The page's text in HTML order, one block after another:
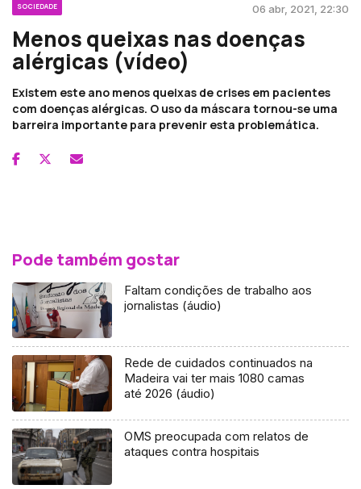
SOCIEDADE 06 abr, 2021, 22:30
Menos queixas nas doenças
alérgicas (vídeo)
Existem este ano menos queixas de crises em pacientes
com doenças alérgicas. O uso da máscara tornou-se uma
barreira importante para prevenir esta problemática.
Pode também gostar
Faltam condições de trabalho aos
jornalistas (áudio)
Rede de cuidados continuados na
Madeira vai ter mais 1080 camas
até 2026 (áudio)
OMS preocupada com relatos de
ataques contra hospitais